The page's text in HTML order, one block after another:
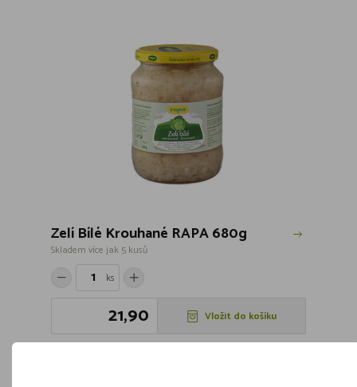
Zelí Bílé Krouhané RAPA 680g
Skladem více jak 5 kusů
ks
21,90 Vložit do košíku